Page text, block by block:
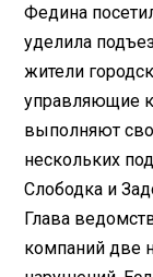
Федина
уделила
жители
управляющие
выполняют
нескольких
Слободка и
Глава
компаний две